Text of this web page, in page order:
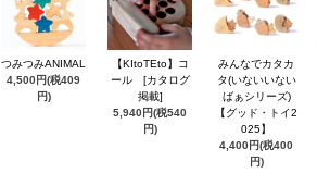
つみつみANIMAL
4,500円(税409
円)
【KItoTEto】コ
ール [カタログ
掲載]
5,940円(税540
円)
みんなでカタカ
タ(いないいない
ばぁシリーズ)
【グッド・トイ2
025】
4,400円(税400
円)